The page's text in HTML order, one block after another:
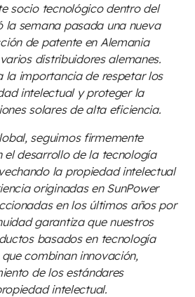
socio tecnológico dentro del
la semana pasada una nueva
de patente en Alemania
distribuidores alemanes.
la importancia de respetar los
intelectual y proteger la
solares de alta eficiencia.
seguimos firmemente
desarrollo de la tecnología
la propiedad intelectual
originadas en SunPower
en los últimos años por
garantiza que nuestros
basados en tecnología
combinan innovación,
de los estándares
intelectual.